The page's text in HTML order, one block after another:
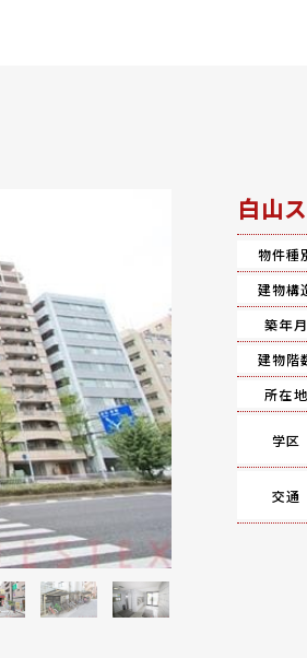
白山
物件種
建物構
築年月
建物階
所在地
学区
交通